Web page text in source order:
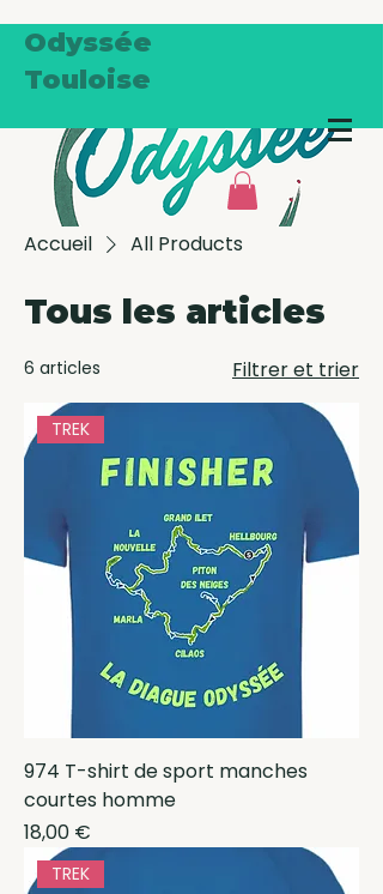
Odyssée
Touloise
Accueil All Products
Tous les articles
6 articles Filtrer et trier
TREK
974 T-shirt de sport manches
courtes homme
Prix
18,00 €
TREK